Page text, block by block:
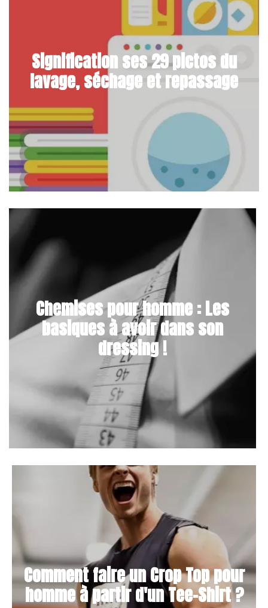
Signification ses 29 pictos du
lavage, séchage et repassage
Chemises pour homme : Les
basiques à avoir dans son
dressing !
Comment faire un Crop Top pour
homme à partir d'un Tee-Shirt ?